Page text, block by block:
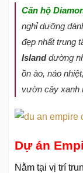
Căn hộ
nghỉ dưỡng
đẹp nhất trung
Islanddường
ồn ào, náo
vườn cây xanh
Dự án
Nằm tại vị trí